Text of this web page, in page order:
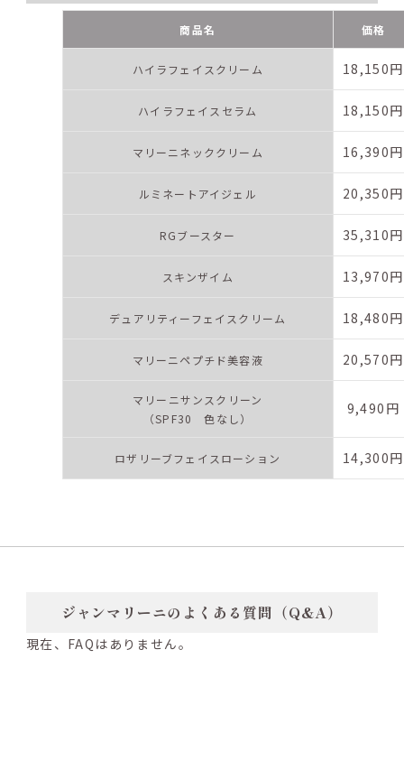
商品名 価格
ハイラフェイスクリーム 18,150円
ハイラフェイスセラム 18,150円
マリーニネッククリーム 16,390円
ルミネートアイジェル 20,350円
RGブースター 35,310円
スキンザイム 13,970円
デュアリティーフェイスクリーム 18,480円
マリーニペプチド美容液 20,570円
マリーニサンスクリーン
（SPF30 色なし）
9,490円
ロザリーブフェイスローション 14,300円
ジャンマリーニのよくある質問（Q&A）
現在、FAQはありません。